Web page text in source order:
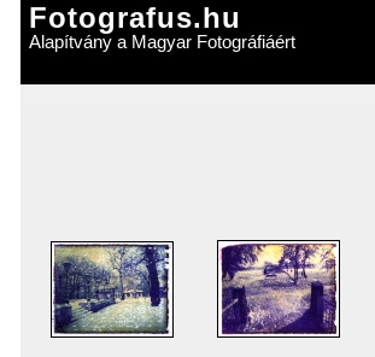
Fotografus.hu
Alapítvány a Magyar Fotográfiáért